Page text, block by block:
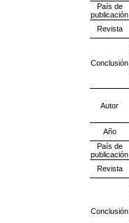
País de
publicación
Revista
Conclusión
Autor
Año
País de
publicación
Revista
Conclusión